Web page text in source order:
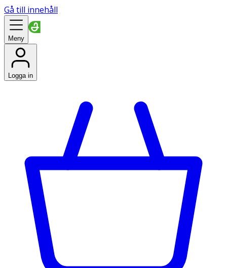
Gå till innehåll
Meny
Logga in